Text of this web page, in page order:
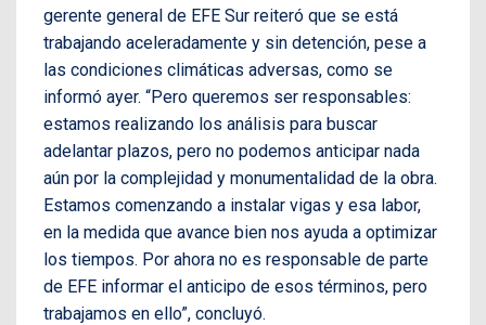
gerente general de EFE Sur reiteró que se está
trabajando aceleradamente y sin detención, pese a
las condiciones climáticas adversas, como se
informó ayer. “Pero queremos ser responsables:
estamos realizando los análisis para buscar
adelantar plazos, pero no podemos anticipar nada
aún por la complejidad y monumentalidad de la obra.
Estamos comenzando a instalar vigas y esa labor,
en la medida que avance bien nos ayuda a optimizar
los tiempos. Por ahora no es responsable de parte
de EFE informar el anticipo de esos términos, pero
trabajamos en ello”, concluyó.